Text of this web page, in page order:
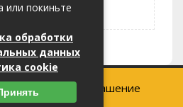
соглашение
или покиньте
обработки
данных
cookie